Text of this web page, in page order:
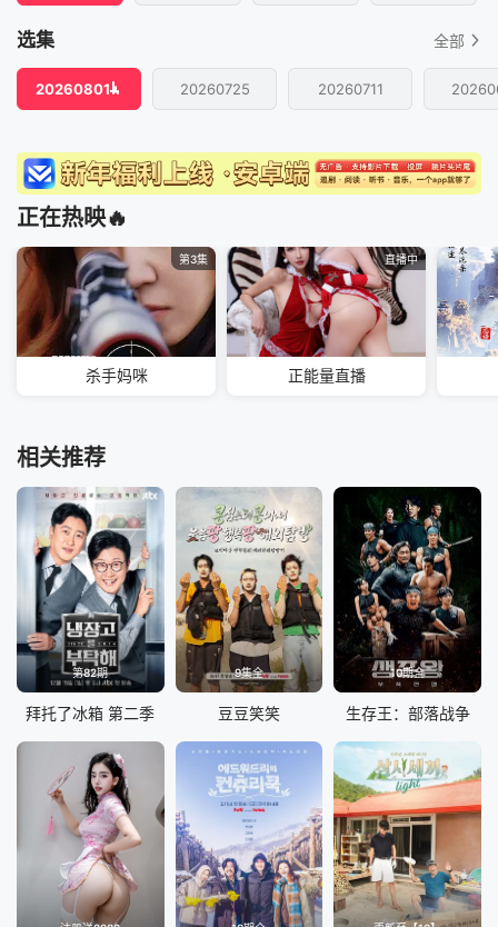
选集 全部
20260801 20260725 20260711
正在热映🔥
第3集
杀手妈咪
直播中
正能量直播
相关推荐
第82期
拜托了冰箱 第二季
9集全
豆豆笑笑
10期全
生存王：部落战争